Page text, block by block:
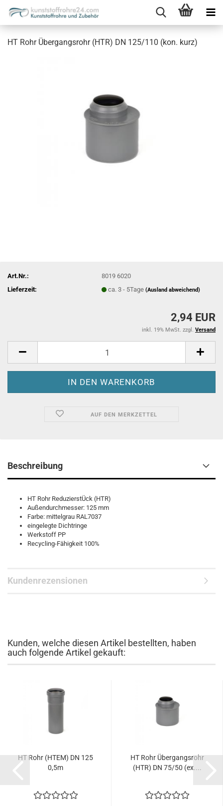
HT Rohr Übergangsrohr (HTR) DN 125/110 (kon. kurz)
Art.Nr.:
8019 6020
Lieferzeit:
ca. 3 - 5Tage(Ausland abweichend)
2,94 EUR
inkl. 19% MwSt. zzgl. Versand
AUF DEN MERKZETTEL
Beschreibung
HT Rohr ReduzierstÜck (HTR)
Außendurchmesser: 125 mm
Farbe: mittelgrau RAL7037
eingelegte Dichtringe
Werkstoff PP
Recycling-Fähigkeit 100%
Kundenrezensionen
Kunden, welche diesen Artikel bestellten, haben
auch folgende Artikel gekauft:
HT Rohr (HTEM) DN 125
0,5m
HT Rohr Übergangsrohr
(HTR) DN 75/50 (ex....